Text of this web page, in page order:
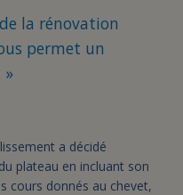
la rénovation
permet un
»
a décidé
plateau en incluant son
cours donnés au chevet,